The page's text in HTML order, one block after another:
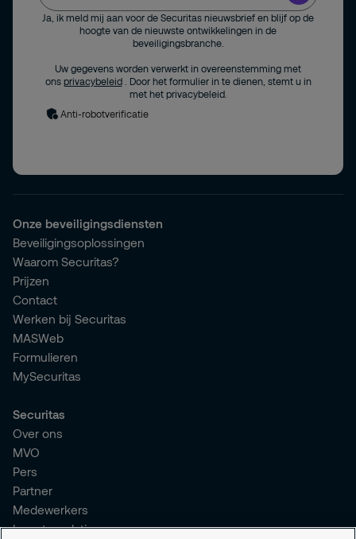
Ja, ik meld mij aan voor de Securitas nieuwsbrief en blijf op de
hoogte van de nieuwste ontwikkelingen in de
beveiligingsbranche.
Uw gegevens worden verwerkt in overeenstemming met
ons privacybeleid
. Door het formulier in te dienen, stemt u in
met het privacybeleid.
Anti-robotverificatie
Onze beveiligingsdiensten
Beveiligingsoplossingen
Waarom Securitas?
Prijzen
Contact
Werken bij Securitas
MASWeb
Formulieren
MySecuritas
Securitas
Over ons
MVO
Pers
Partner
Medewerkers
Investor relations